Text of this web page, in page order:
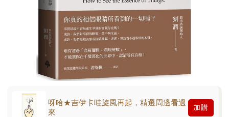
呀哈★吉伊卡哇旋風再起，精選周邊看過
來
加購